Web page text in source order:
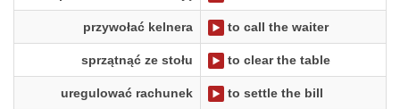
przywołać kelnera to call the waiter
sprzątnąć ze stołu to clear the table
uregulować rachunek to settle the bill